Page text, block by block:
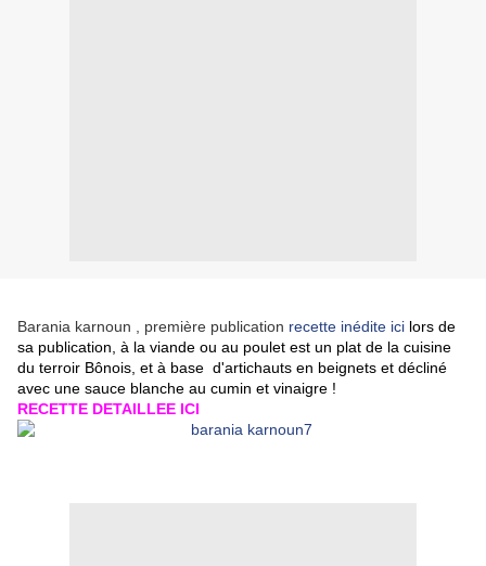
Barania karnoun , première publication recette inédite ici lors de
sa publication, à la viande ou au poulet est un plat de la cuisine
du terroir Bônois, et à base d'artichauts en beignets et décliné
avec une sauce blanche au cumin et vinaigre !
RECETTE DETAILLEE ICI